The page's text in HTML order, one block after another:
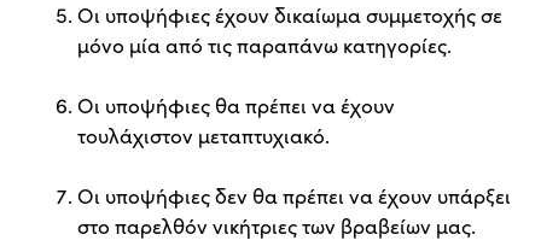
Οι υποψήφιες έχουν δικαίωμα συμμετοχής σε
μόνο μία από τις παραπάνω κατηγορίες.
Οι υποψήφιες θα πρέπει να έχουν
τουλάχιστον μεταπτυχιακό.
Οι υποψήφιες δεν θα πρέπει να έχουν υπάρξει
στο παρελθόν νικήτριες των βραβείων μας.